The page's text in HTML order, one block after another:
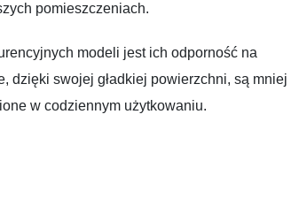
pomieszczeniach.
modeli jest ich odporność na
dzięki swojej gładkiej powierzchni, są mniej
w codziennym użytkowaniu.